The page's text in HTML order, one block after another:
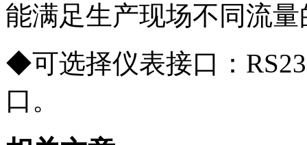
能满足生产现场不同流
◆可选择仪表接口：
口。